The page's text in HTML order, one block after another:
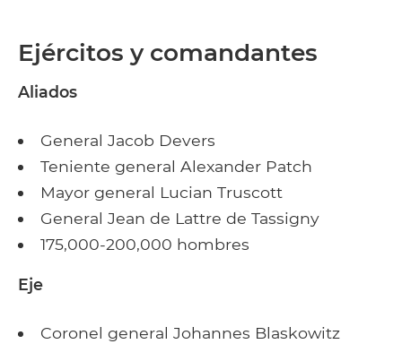
Ejércitos y comandantes
Aliados
General Jacob Devers
Teniente general Alexander Patch
Mayor general Lucian Truscott
General Jean de Lattre de Tassigny
175,000-200,000 hombres
Eje
Coronel general Johannes Blaskowitz